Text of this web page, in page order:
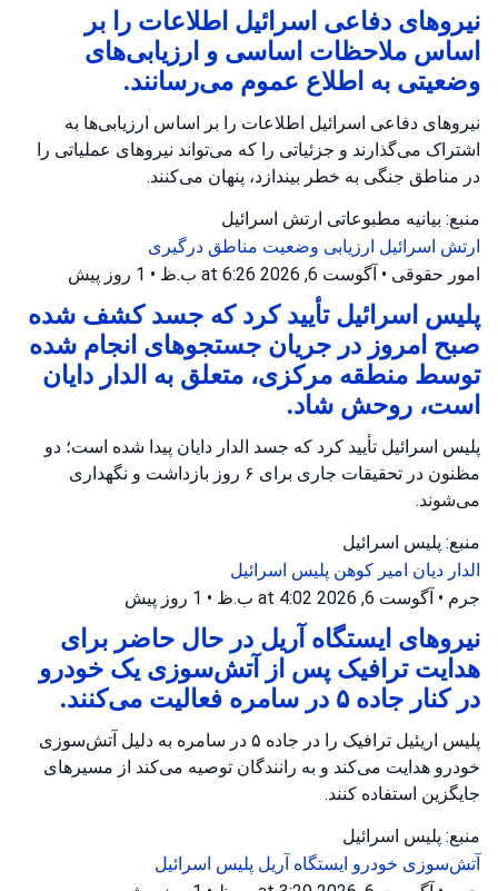
نیروهای دفاعی اسرائیل اطلاعات را بر
اساس ملاحظات اساسی و ارزیابی‌های
وضعیتی به اطلاع عموم می‌رسانند.
نیروهای دفاعی اسرائیل اطلاعات را بر اساس ارزیابی‌ها به
اشتراک می‌گذارند و جزئیاتی را که می‌تواند نیروهای عملیاتی را
در مناطق جنگی به خطر بیندازد، پنهان می‌کنند.
منبع: بیانیه مطبوعاتی ارتش اسرائیل
ارتش اسرائیل ارزیابی وضعیت مناطق درگیری
امور حقوقی • آگوست 6, 2026 at 6:26 ب.ظ • 1 روز پیش
پلیس اسرائیل تأیید کرد که جسد کشف شده
صبح امروز در جریان جستجوهای انجام شده
توسط منطقه مرکزی، متعلق به الدار دایان
است، روحش شاد.
پلیس اسرائیل تأیید کرد که جسد الدار دایان پیدا شده است؛ دو
مظنون در تحقیقات جاری برای ۶ روز بازداشت و نگهداری
می‌شوند.
منبع: پلیس اسرائیل
الدار دیان امیر کوهن پلیس اسرائیل
جرم • آگوست 6, 2026 at 4:02 ب.ظ • 1 روز پیش
نیروهای ایستگاه آریل در حال حاضر برای
هدایت ترافیک پس از آتش‌سوزی یک خودرو
در کنار جاده ۵ در سامره فعالیت می‌کنند.
پلیس اریئیل ترافیک را در جاده ۵ در سامره به دلیل آتش‌سوزی
خودرو هدایت می‌کند و به رانندگان توصیه می‌کند از مسیرهای
جایگزین استفاده کنند.
منبع: پلیس اسرائیل
آتش‌سوزی خودرو ایستگاه آریل پلیس اسرائیل